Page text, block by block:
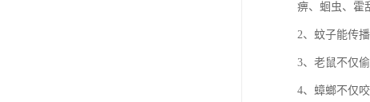
痹、蛔虫、霍
2、蚊子能传
3、老鼠不仅
4、蟑螂不仅